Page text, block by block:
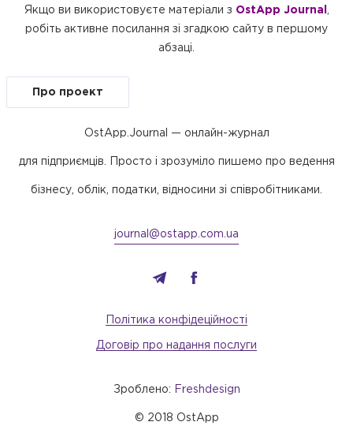
Якщо ви використовуєте матеріали з OstApp Journal
робіть активне посилання зі згадкою сайту в першому
абзаці.
Про проект
OstApp.Journal — онлайн-журнал
для підприємців. Просто і зрозуміло пишемо про ведення
бізнесу, облік, податки, відносини зі співробітниками.
Зроблено: Freshdesign
© 2018 OstApp
journal@ostapp.com.ua
Політика конфідеційності
Договір про надання послуги